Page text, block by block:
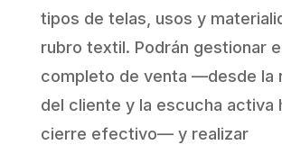
tipos de telas, usos y
rubro textil. Podrán gestionar
completo de venta —desde la
del cliente y la escucha activa
cierre efectivo— y realizar